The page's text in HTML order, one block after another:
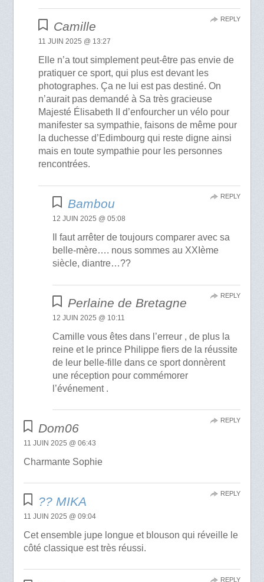
Camille
11 JUIN 2025 @ 13:27
Elle n’a tout simplement peut-être pas envie de
pratiquer ce sport, qui plus est devant les
photographes. Ça ne lui est pas destiné. On
n’aurait pas demandé à Sa très gracieuse
Majesté Élisabeth II d’enfourcher un vélo pour
manifester sa sympathie, faisons de même pour
la duchesse d’Edimbourg qui reste digne ainsi
mais en toute sympathie pour les personnes
rencontrées.
REPLY
Bambou
12 JUIN 2025 @ 05:08
Il faut arrêter de toujours comparer avec sa
belle-mère…. nous sommes au XXIème
siècle, diantre…??
REPLY
Perlaine de Bretagne
12 JUIN 2025 @ 10:11
Camille vous êtes dans l’erreur , de plus la
reine et le prince Philippe fiers de la réussite
de leur belle-fille dans ce sport donnèrent
une réception pour commémorer
l’événement .
REPLY
Dom06
11 JUIN 2025 @ 06:43
Charmante Sophie
REPLY
?️? MIKA
11 JUIN 2025 @ 09:04
Cet ensemble jupe longue et blouson qui réveille le
côté classique est très réussi.
REPLY
REPLY